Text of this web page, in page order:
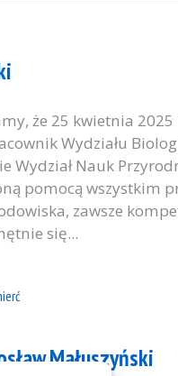
że 25 kwietnia
Wydziału
Wydział Nauk
pomocą wszystkim
zawsze
się...
Małuszyński